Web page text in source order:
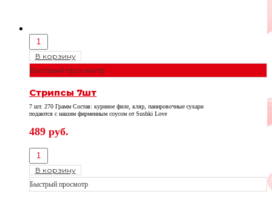
В корзину
Быстрый просмотр
Стрипсы 7шт
7 шт. 270 Грамм Состав: куриное филе, кляр, панировочные сухари
подаются с нашим фирменным соусом от Sushki Love
489 руб.
В корзину
Быстрый просмотр